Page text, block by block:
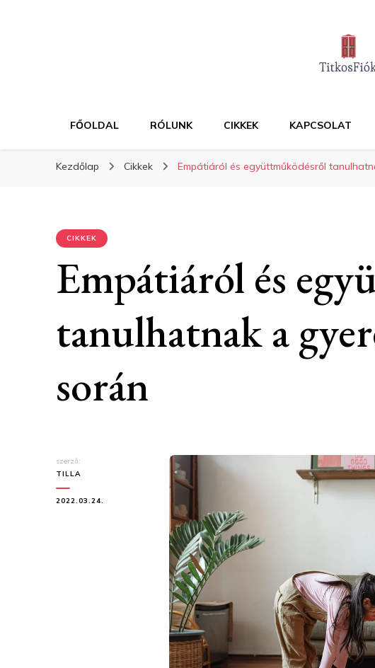
FŐOLDAL RÓLUNK CIKKEK KAPCSOLAT
Kezdőlap Cikkek Empátiáról és együttműködésről
CIKKEK
Empátiáról és
tanulhatnak a
során
szerző:
TILLA
2022.03.24.